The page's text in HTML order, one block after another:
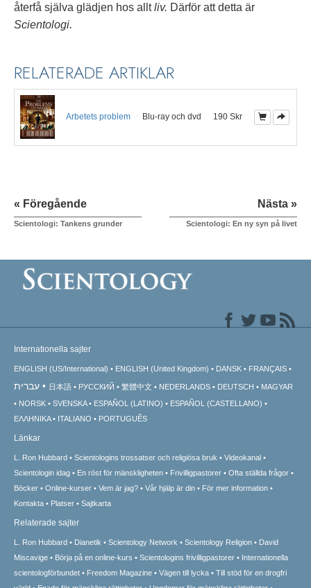
återfå själva glädjen hos alltliv. Därför att detta är
Scientologi.
RELATERADE ARTIKLAR
Arbetets problem Blu-ray och dvd 190 Skr
« Föregående
Scientologi: Tankens grunder
Nästa »
Scientologi: En ny syn på livet
Internationella sajter
ENGLISH (US/International) ENGLISH (United Kingdom) DANSK FRANÇAIS
עברית 日本語 РУССКИЙ 繁體中文 NEDERLANDS DEUTSCH
MAGYAR
NORSK
SVENSKA ESPAÑOL (LATINO)
ESPAÑOL (CASTELLANO)
ΕΛΛΗΝΙΚA
ITALIANO PORTUGUÊS
Länkar
L. Ron Hubbard Scientologins trossatser och religiösa bruk
Videokanal
Scientologin idag
En röst för mänskligheten Frivilligpastorer
Ofta ställda frågor
Böcker
Online-kurser Vem är jag? Vår hjälp är din
För mer information
Kontakta
Platser Sajtkarta
Relaterade sajter
L. Ron Hubbard Dianetik Scientology Network Scientology Religion
David
Miscavige
Börja på en online-kurs Scientologins frivilligpastorer
Internationella
scientologförbundet
Freedom Magazine Vägen till lycka
Till stöd för en drogfri